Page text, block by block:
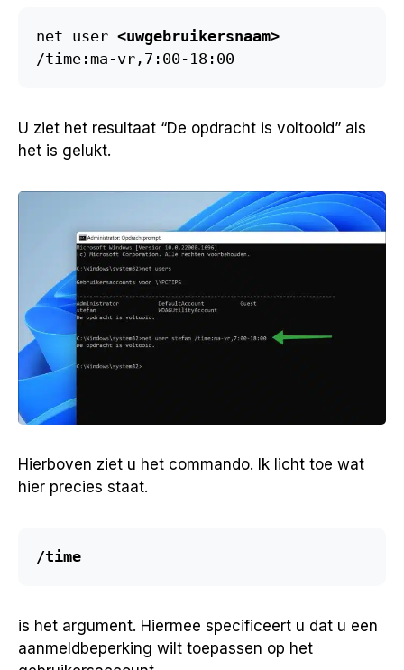
net user <uwgebruikersnaam>
/time:ma-vr,7:00-18:00
U ziet het resultaat “De opdracht is voltooid” als
het is gelukt.
Hierboven ziet u het commando. Ik licht toe wat
hier precies staat.
/time
is het argument. Hiermee specificeert u dat u een
aanmeldbeperking wilt toepassen op het